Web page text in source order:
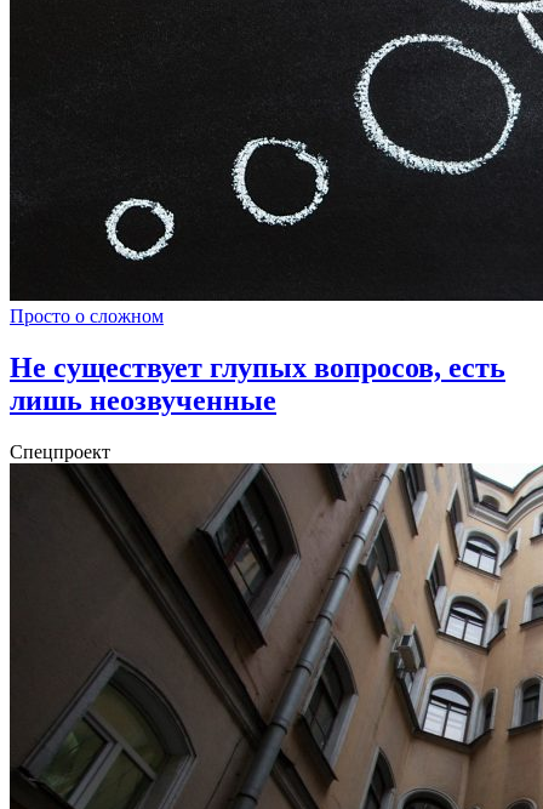
Просто о сложном
Не существует глупых вопросов, есть
лишь неозвученные
Спецпроект